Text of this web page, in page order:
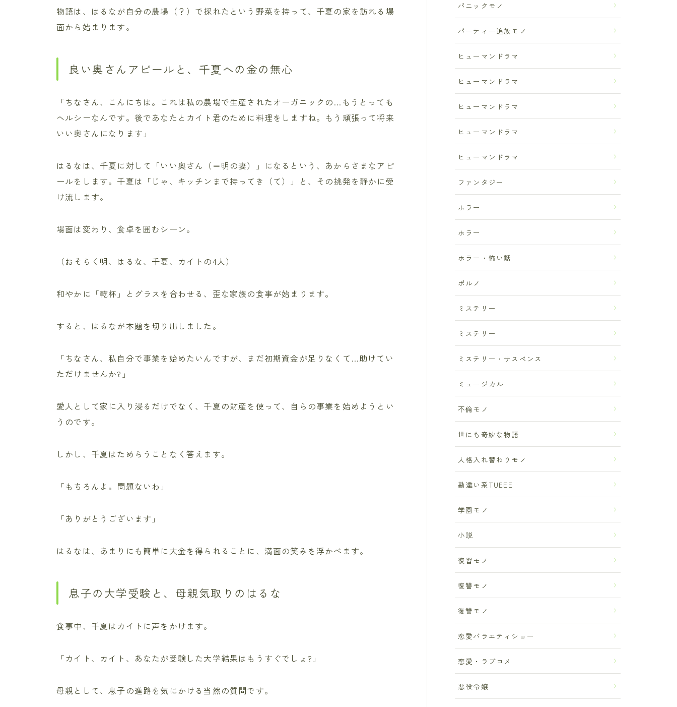
物語は、はるなが自分の農場（？）で採れたという野菜を持って、千夏の家を訪れる場
面から始まります。
良い奥さんアピールと、千夏への金の無心
「ちなさん、こんにちは。これは私の農場で生産されたオーガニックの…もうとっても
ヘルシーなんです。後であなたとカイト君のために料理をしますね。もう頑張って将来
いい奥さんになります」
はるなは、千夏に対して「いい奥さん（＝明の妻）」になるという、あからさまなアピ
ールをします。千夏は「じゃ、キッチンまで持ってき（て）」と、その挑発を静かに受
け流します。
場面は変わり、食卓を囲むシーン。
（おそらく明、はるな、千夏、カイトの4人）
和やかに「乾杯」とグラスを合わせる、歪な家族の食事が始まります。
すると、はるなが本題を切り出しました。
「ちなさん、私自分で事業を始めたいんですが、まだ初期資金が足りなくて…助けてい
ただけませんか?」
愛人として家に入り浸るだけでなく、千夏の財産を使って、自らの事業を始めようとい
うのです。
しかし、千夏はためらうことなく答えます。
「もちろんよ。問題ないわ」
「ありがとうございます」
はるなは、あまりにも簡単に大金を得られることに、満面の笑みを浮かべます。
息子の大学受験と、母親気取りのはるな
食事中、千夏はカイトに声をかけます。
「カイト、カイト、あなたが受験した大学結果はもうすぐでしょ?」
母親として、息子の進路を気にかける当然の質問です。
パニックモノ
パーティー追放モノ
ヒューマンドラマ
ヒューマンドラマ
ヒューマンドラマ
ヒューマンドラマ
ヒューマンドラマ
ファンタジー
ホラー
ホラー
ホラー・怖い話
ポルノ
ミステリー
ミステリー
ミステリー・サスペンス
ミュージカル
不倫モノ
世にも奇妙な物語
人格入れ替わりモノ
勘違い系TUEEE
学園モノ
小説
復習モノ
復讐モノ
復讐モノ
恋愛バラエティショー
恋愛・ラブコメ
悪役令嬢